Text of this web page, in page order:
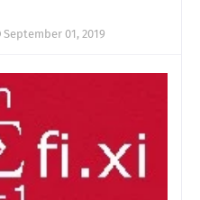
September 01, 2019